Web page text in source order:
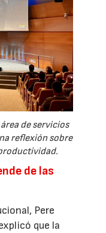
de servicios
reflexión sobre
de las
Pere
que la